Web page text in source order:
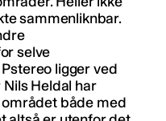
sammenliknbar.
selve
ligger ved
Heldal har
både med